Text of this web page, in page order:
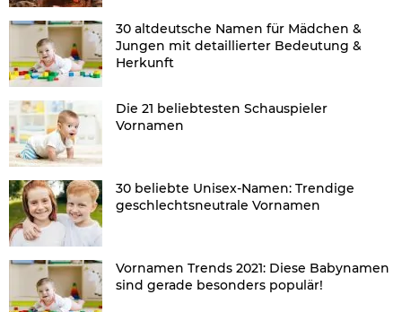
30 altdeutsche Namen für Mädchen &
Jungen mit detaillierter Bedeutung &
Herkunft
Die 21 beliebtesten Schauspieler
Vornamen
30 beliebte Unisex-Namen: Trendige
geschlechtsneutrale Vornamen
Vornamen Trends 2021: Diese Babynamen
sind gerade besonders populär!